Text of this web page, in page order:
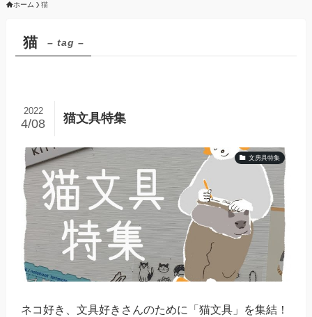
ホーム 猫
猫 – tag –
猫文具特集
2022
4/08
文房具特集
ネコ好き、文具好きさんのために「猫文具」を集結！